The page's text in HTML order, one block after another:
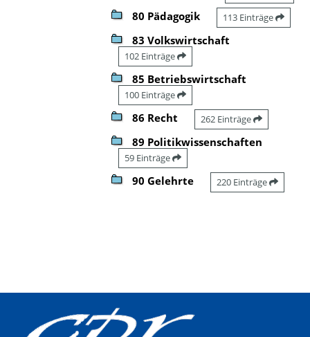
80 Pädagogik 113 Einträge
83 Volkswirtschaft
102 Einträge
85 Betriebswirtschaft
100 Einträge
86 Recht 262 Einträge
89 Politikwissenschaften
59 Einträge
90 Gelehrte 220 Einträge